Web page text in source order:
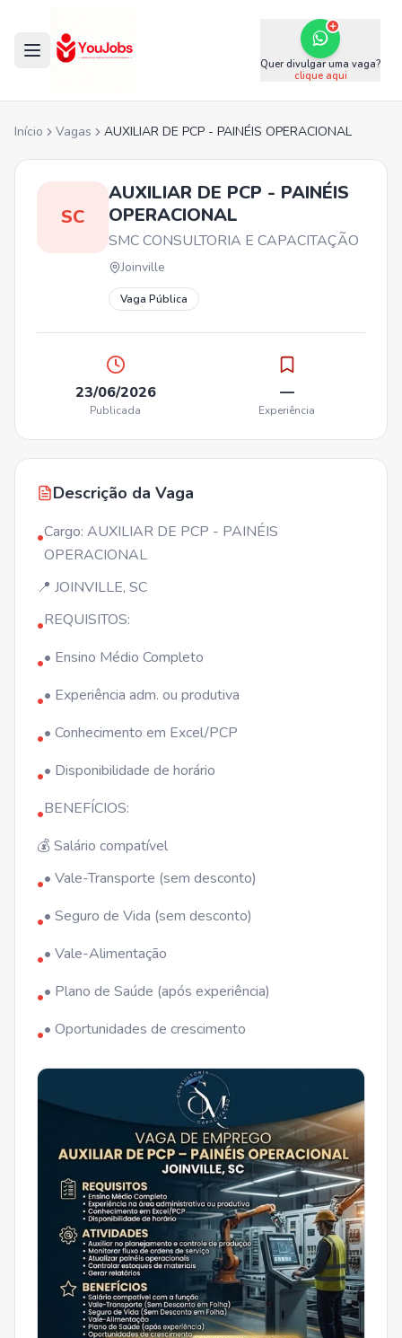
Quer divulgar uma vaga?
clique aqui
Início Vagas AUXILIAR DE PCP - PAINÉIS OPERACIONAL
SC
AUXILIAR DE PCP - PAINÉIS
OPERACIONAL
SMC CONSULTORIA E CAPACITAÇÃO
Joinville
Vaga Pública
23/06/2026
Publicada
—
Experiência
Descrição da Vaga
•Cargo: AUXILIAR DE PCP - PAINÉIS
OPERACIONAL
📍 JOINVILLE, SC
•REQUISITOS:
•• Ensino Médio Completo
•• Experiência adm. ou produtiva
•• Conhecimento em Excel/PCP
•• Disponibilidade de horário
•BENEFÍCIOS:
💰 Salário compatível
•• Vale-Transporte (sem desconto)
•• Seguro de Vida (sem desconto)
•• Vale-Alimentação
•• Plano de Saúde (após experiência)
•• Oportunidades de crescimento